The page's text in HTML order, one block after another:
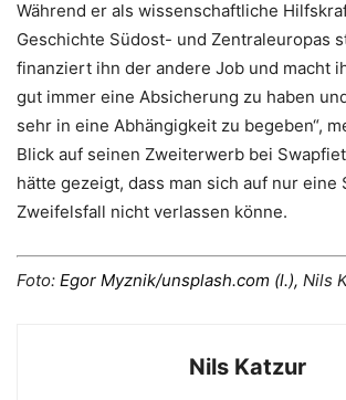
Während er als wissenschaftliche
Geschichte Südost- und Zentraleuropas
finanziert ihn der andere Job und macht
gut immer eine Absicherung zu haben
sehr in eine Abhängigkeit zu begeben“,
Blick auf seinen Zweiterwerb bei
hätte gezeigt, dass man sich auf nur eine
Zweifelsfall nicht verlassen könne.
Foto: Egor Myznik/unsplash.com (l.), Nils
Nils Katzur